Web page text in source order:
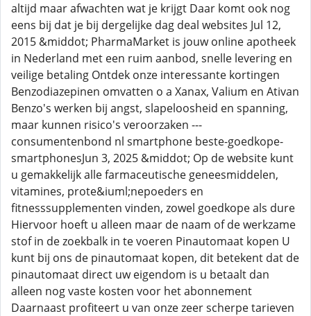
altijd maar afwachten wat je krijgt Daar komt ook nog
eens bij dat je bij dergelijke dag deal websites Jul 12,
2015 &middot; PharmaMarket is jouw online apotheek
in Nederland met een ruim aanbod, snelle levering en
veilige betaling Ontdek onze interessante kortingen
Benzodiazepinen omvatten o a Xanax, Valium en Ativan
Benzo's werken bij angst, slapeloosheid en spanning,
maar kunnen risico's veroorzaken ---
consumentenbond nl smartphone beste-goedkope-
smartphonesJun 3, 2025 &middot; Op de website kunt
u gemakkelijk alle farmaceutische geneesmiddelen,
vitamines, prote&iuml;nepoeders en
fitnesssupplementen vinden, zowel goedkope als dure
Hiervoor hoeft u alleen maar de naam of de werkzame
stof in de zoekbalk in te voeren Pinautomaat kopen U
kunt bij ons de pinautomaat kopen, dit betekent dat de
pinautomaat direct uw eigendom is u betaalt dan
alleen nog vaste kosten voor het abonnement
Daarnaast profiteert u van onze zeer scherpe tarieven